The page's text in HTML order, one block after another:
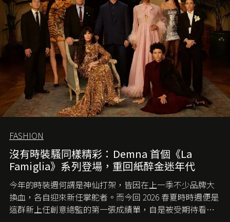
FASHION
沒有時裝騷同樣精彩：Demna 首個《La
Famiglia》系列登場，重回紙醉金迷年代
今年的時裝週何謂是神仙打架，皆因在上一季不少品牌大
換血，各自迎來新任掌舵者。而今回 2026 春夏時時週便是
這群新上任創意總監的第一張成績單，自是被受期待看他